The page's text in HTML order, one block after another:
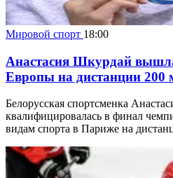
Мировой спорт 18:00
Анастасия Шкурдай
Европы на дистанции 200
Белорусская спортсменка
квалифицировалась в финал
видам спорта в Париже на